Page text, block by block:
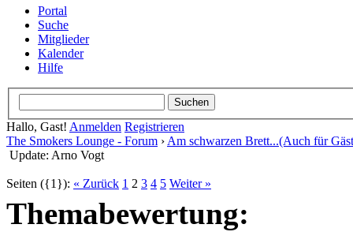
Portal
Suche
Mitglieder
Kalender
Hilfe
Hallo, Gast! Anmelden Registrieren
The Smokers Lounge - Forum › Am schwarzen Brett...(Auch für
Update: Arno Vogt
Seiten ({1}): « Zurück 1 2 3 4 5 Weiter »
Themabewertung: